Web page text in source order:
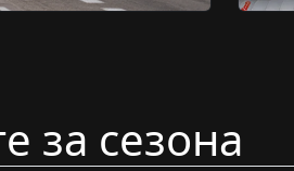
за сезона